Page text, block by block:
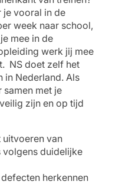
je vooral in de
week naar school,
mee in de
werk jij mee
NS doet zelf het
in Nederland. Als
met je
zijn en op tijd
uitvoeren van
duidelijke
herkennen